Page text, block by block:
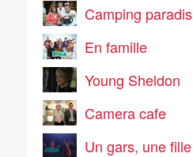
Camping paradis
En famille
Young Sheldon
Camera cafe
Un gars, une fille